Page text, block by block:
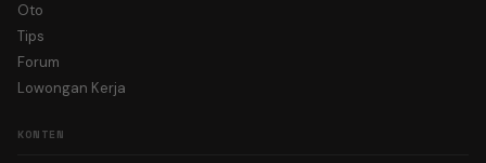
Oto
Tips
Forum
Lowongan Kerja
KONTEN